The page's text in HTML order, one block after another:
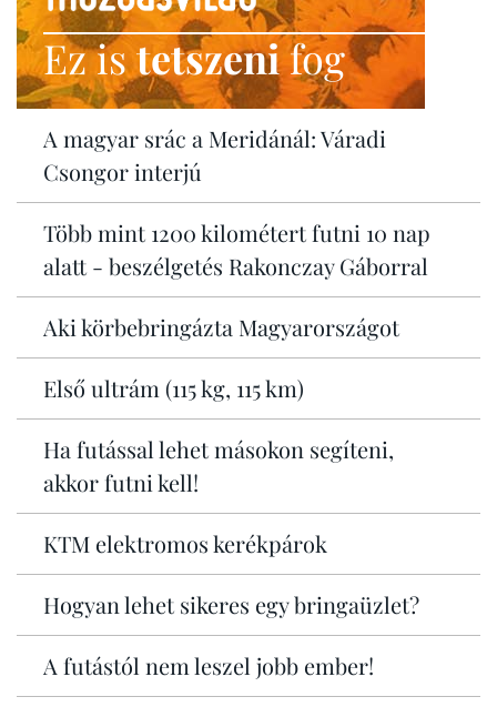
Ez istetszenifog
A magyar srác a Meridánál: Váradi
Csongor interjú
Több mint 1200 kilométert futni 10 nap
alatt - beszélgetés Rakonczay Gáborral
Aki körbebringázta Magyarországot
Első ultrám (115 kg, 115 km)
Ha futással lehet másokon segíteni,
akkor futni kell!
KTM elektromos kerékpárok
Hogyan lehet sikeres egy bringaüzlet?
A futástól nem leszel jobb ember!